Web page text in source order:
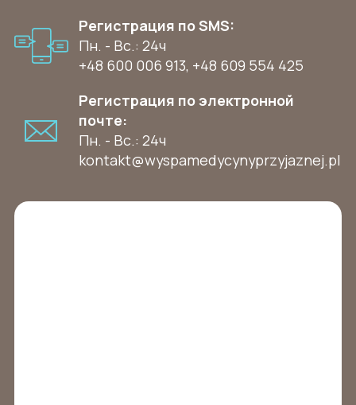
Регистрация по SMS:
Пн. - Вс.: 24ч
+48 600 006 913, +48 609 554 425
Регистрация по электронной
почте:
Пн. - Вс.: 24ч
kontakt@wyspamedycynyprzyjaznej.pl